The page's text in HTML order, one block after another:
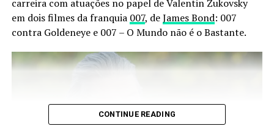
gratuitos no meu Insta:
@pandora.nana
Comments
carreira com atuações no papel de Valentin Zukovsky
em dois filmes da franquia 007, deJames Bond: 007
contra Goldeneye e 007 – O Mundo não é o Bastante.
CONTINUE READING